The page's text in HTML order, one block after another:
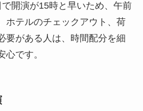
開演が15時と早いため、午前
ホテルのチェックアウト、荷
要がある人は、時間配分を細
心です。